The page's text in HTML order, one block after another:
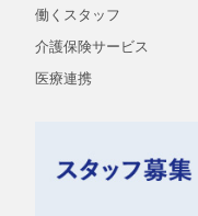
働くスタッフ
介護保険サービス
医療連携